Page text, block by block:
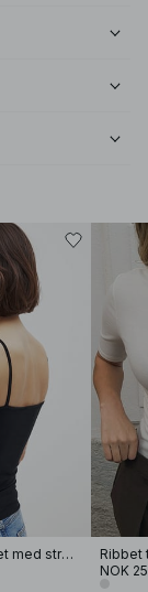
Tynn basic singlet med stropper
NOK